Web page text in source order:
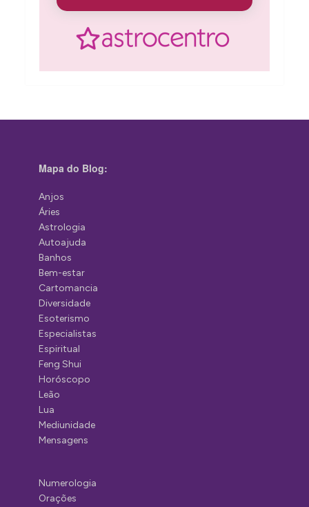
Mapa do Blog:
Anjos
Áries
Astrologia
Autoajuda
Banhos
Bem-estar
Cartomancia
Diversidade
Esoterismo
Especialistas
Espiritual
Feng Shui
Horóscopo
Leão
Lua
Mediunidade
Mensagens
Numerologia
Orações